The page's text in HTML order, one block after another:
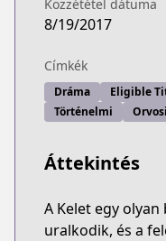
Közzététel dátuma
8/19/2017
Címkék
Dráma
Eligible
Történelmi
Orvosi
Áttekintés
A Kelet egy
uralkodik, és a